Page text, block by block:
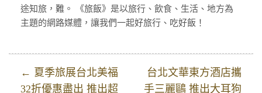
途知旅，難。 《旅飯》是以旅行、飲食、生活、地方為
主題的網路媒體，讓我們一起好旅行、吃好飯！
← 夏季旅展台北美福
32折優惠盡出 推出超
台北文華東方酒店攜
手三麗鷗 推出大耳狗